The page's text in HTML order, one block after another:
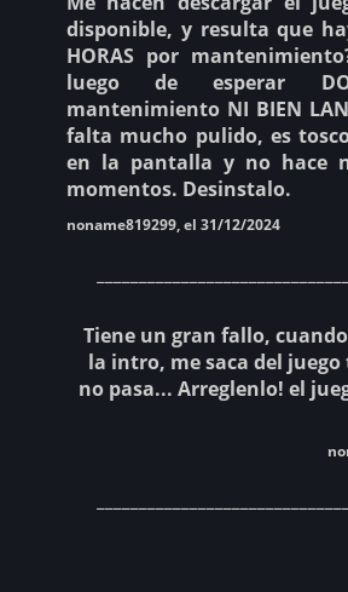
disponible, y resulta que
HORAS por
luego de esperar
mantenimiento NI BIEN
falta mucho pulido, es
en la pantalla y no hace
momentos. Desinstalo.
noname819299, el 31/12/2024
Tiene un gran fallo,
la intro, me saca del
no pasa... Arreglenlo! el